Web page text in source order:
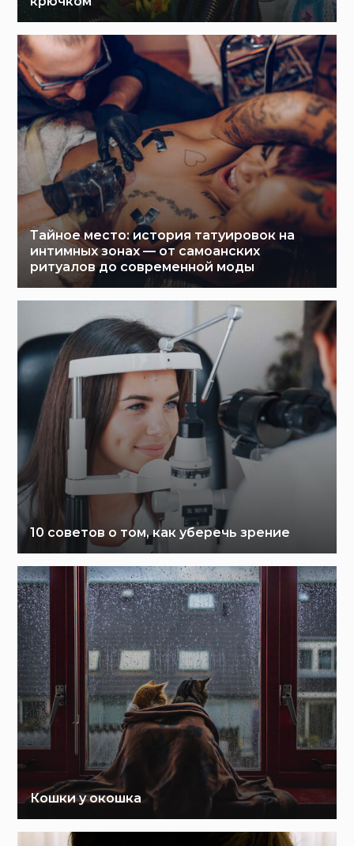
Тайное место: история татуировок на
интимных зонах — от самоанских
ритуалов до современной моды
10 советов о том, как уберечь зрение
Кошки у окошка